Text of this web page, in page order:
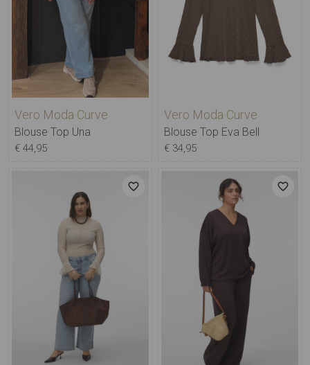
Vero Moda Curve
Blouse Top Una
€ 44,95
Vero Moda Curve
Blouse Top Eva Bell
€ 34,95